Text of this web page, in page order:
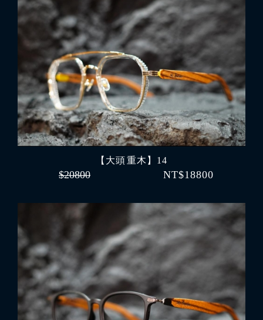
【大頭 重木】14
$20800 NT$18800